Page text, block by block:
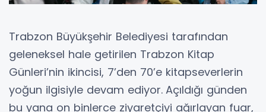
Trabzon Büyükşehir Belediyesi tarafından
geleneksel hale getirilen Trabzon Kitap
Günleri’nin ikincisi, 7’den 70’e kitapseverlerin
yoğun ilgisiyle devam ediyor. Açıldığı günden
bu yana on binlerce ziyaretçiyi ağırlayan fuar,